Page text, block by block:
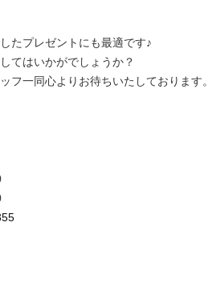
たプレゼントにも最適です♪
てはいかがでしょうか？
フ一同心よりお待ちいたしております。